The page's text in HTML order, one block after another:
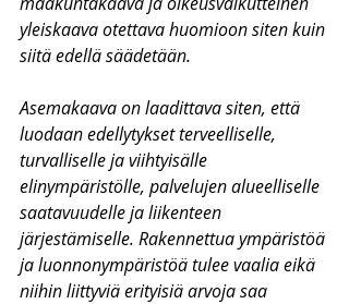
yleiskaava otettava huomioon siten kuin
siitä edellä säädetään.
Asemakaava on laadittava siten, että
luodaan edellytykset terveelliselle,
turvalliselle ja viihtyisälle
elinympäristölle, palvelujen alueelliselle
saatavuudelle ja liikenteen
järjestämiselle. Rakennettua ympäristöä
ja luonnonympäristöä tulee vaalia eikä
niihin liittyviä erityisiä arvoja saa